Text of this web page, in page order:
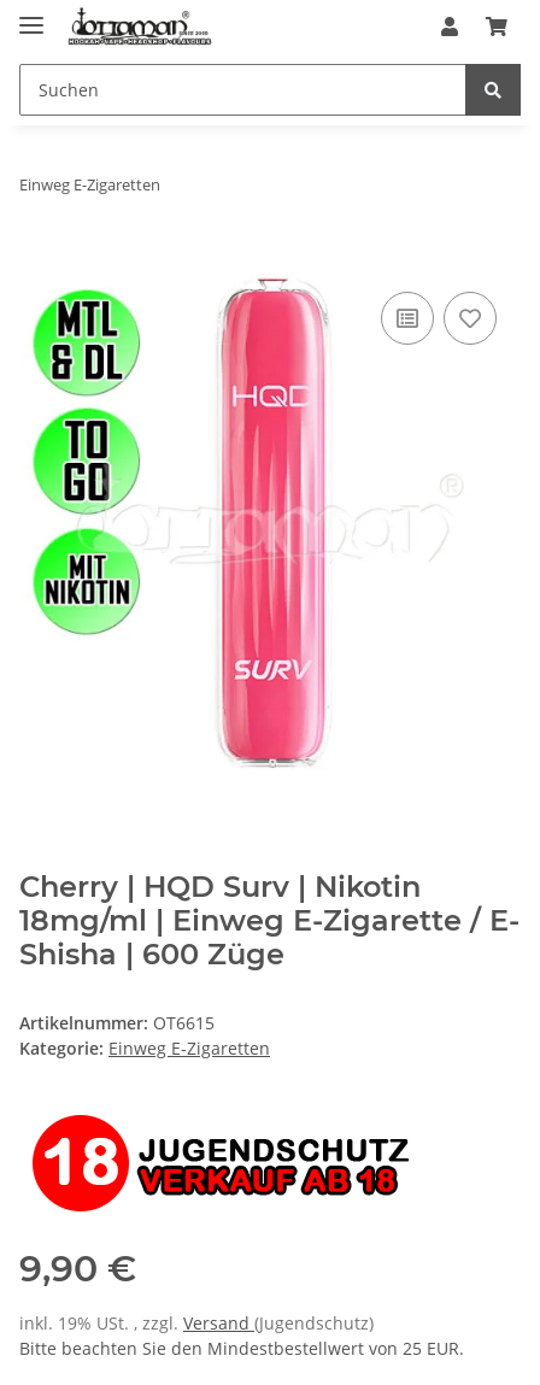
Einweg E-Zigaretten
Cherry | HQD Surv | Nikotin
18mg/ml | Einweg E-Zigarette / E-
Shisha | 600 Züge
Artikelnummer: OT6615
Kategorie: Einweg E-Zigaretten
9,90 €
inkl. 19% USt. , zzgl. Versand (Jugendschutz)
Bitte beachten Sie den Mindestbestellwert von 25 EUR.